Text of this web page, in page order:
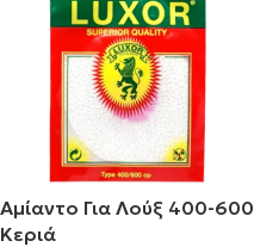
Αμίαντο Για Λούξ 400-600
Κεριά